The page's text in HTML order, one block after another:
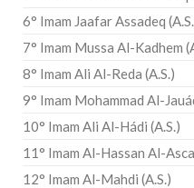
6° Imam Jaafar Assadeq
7° Imam Mussa Al-Kadhem
8° Imam Ali Al-Reda (A.S.)
9° Imam Mohammad Al-
10° Imam Ali Al-Hádi (A.S.)
11° Imam Al-Hassan Al-
12° Imam Al-Mahdi (A.S.)